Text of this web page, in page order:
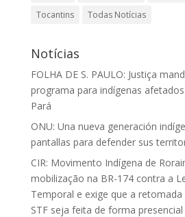
Tocantins
Todas Notícias
Notícias
FOLHA DE S. PAULO: Justiça
programa para indígenas
Pará
ONU: Una nueva generación
pantallas para defender sus
CIR: Movimento Indígena de
mobilização na BR-174 contra a
Temporal e exige que a
STF seja feita de forma presencial